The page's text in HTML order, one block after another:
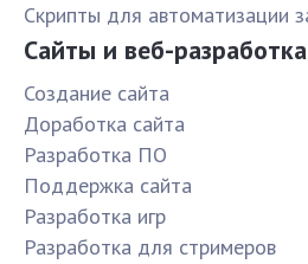
Скрипты для автоматизации
Сайты и веб-разработка
Создание сайта
Доработка сайта
Разработка ПО
Поддержка сайта
Разработка игр
Разработка для стримеров